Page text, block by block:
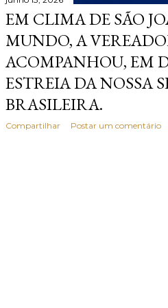
EM CLIMA DE SÃO
MUNDO, A
ACOMPANHOU, EM
ESTREIA DA NOSSA
BRASILEIRA.
Compartilhar Postar um comentário